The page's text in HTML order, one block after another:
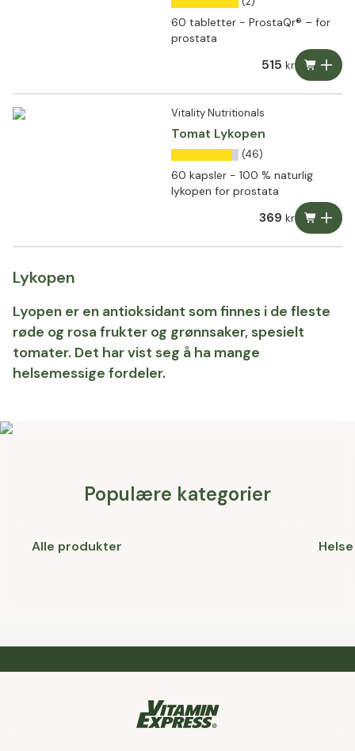
60 tabletter - ProstaQr® – for
prostata
515 kr
Vitality Nutritionals
Tomat Lykopen
(46)
60 kapsler - 100 % naturlig
lykopen for prostata
369 kr
Lykopen
Lyopen er en antioksidant som finnes i de fleste
røde og rosa frukter og grønnsaker, spesielt
tomater. Det har vist seg å ha mange
helsemessige fordeler.
Populære kategorier
Alle produkter Helse